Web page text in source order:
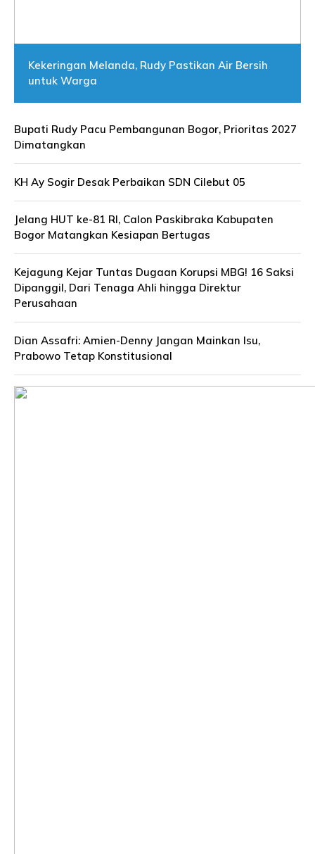
Kekeringan Melanda, Rudy Pastikan Air Bersih
untuk Warga
Bupati Rudy Pacu Pembangunan Bogor, Prioritas 2027
Dimatangkan
KH Ay Sogir Desak Perbaikan SDN Cilebut 05
Jelang HUT ke-81 RI, Calon Paskibraka Kabupaten
Bogor Matangkan Kesiapan Bertugas
Kejagung Kejar Tuntas Dugaan Korupsi MBG! 16 Saksi
Dipanggil, Dari Tenaga Ahli hingga Direktur
Perusahaan
Dian Assafri: Amien-Denny Jangan Mainkan Isu,
Prabowo Tetap Konstitusional